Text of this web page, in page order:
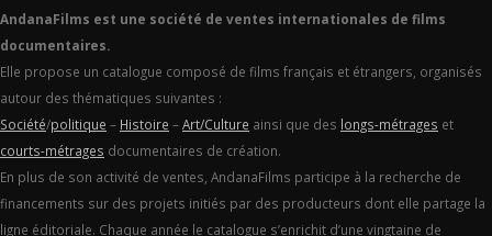
AndanaFilms est une société de ventes internationales de films
documentaires.
Elle propose un catalogue composé de films français et étrangers, organisés
autour des thématiques suivantes :
Société/politique – Histoire –Art/Culture ainsi que des longs-métrages et
courts-métrages documentaires de création.
En plus de son activité de ventes, AndanaFilms participe à la recherche de
financements sur des projets initiés par des producteurs dont elle partage la
ligne éditoriale. Chaque année le catalogue s’enrichit d’une vingtaine de